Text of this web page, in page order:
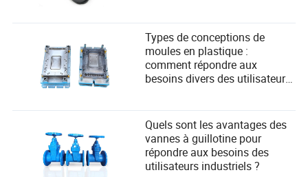
Types de conceptions de
moules en plastique :
comment répondre aux
besoins divers des utilisateurs
Quels sont les avantages des
vannes à guillotine pour
répondre aux besoins des
utilisateurs industriels ?